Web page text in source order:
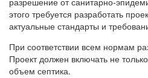
этого требуется разработать
актуальные стандарты и
При соответствии всем нормам
Проект должен включать не
объем септика.